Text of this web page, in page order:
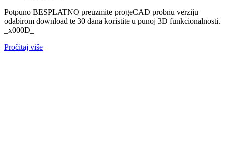
Potpuno BESPLATNO preuzmite progeCAD probnu verziju
odabirom download te 30 dana koristite u punoj 3D funkcionalnosti.
_x000D_
Pročitaj više